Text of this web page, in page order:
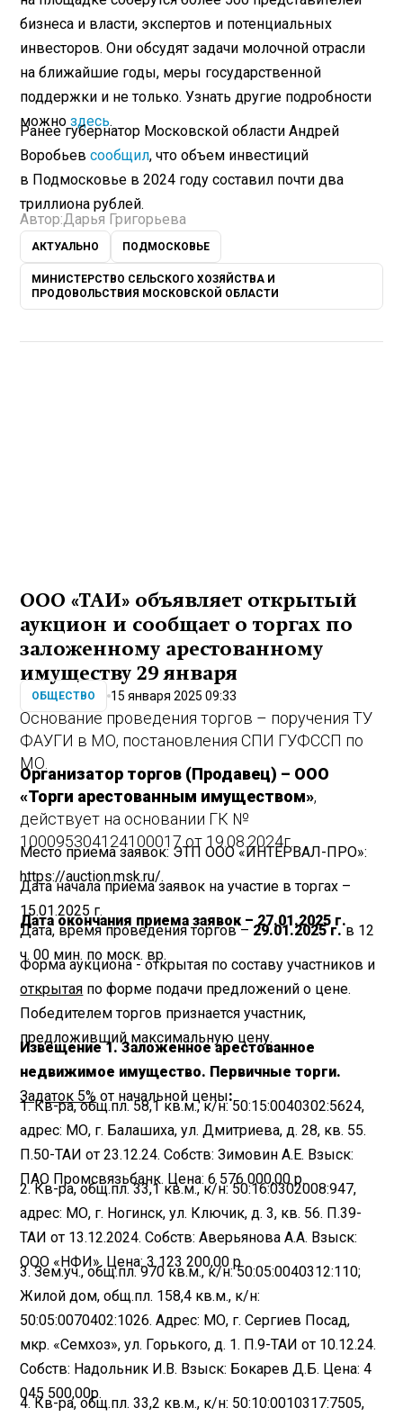
бизнеса и власти, экспертов и потенциальных
инвесторов. Они обсудят задачи молочной отрасли
на ближайшие годы, меры государственной
поддержки и не только. Узнать другие подробности
можноздесь.
Ранее губернатор Московской области Андрей
Воробьевсообщил, что объем инвестиций
в Подмосковье в 2024 году составил почти два
триллиона рублей.
Автор:Дарья Григорьева
АКТУАЛЬНО ПОДМОСКОВЬЕ
МИНИСТЕРСТВО СЕЛЬСКОГО ХОЗЯЙСТВА И
ПРОДОВОЛЬСТВИЯ МОСКОВСКОЙ ОБЛАСТИ
ООО «ТАИ» объявляет открытый
аукцион и сообщает о торгах по
заложенному арестованному
имуществу 29 января
ОБЩЕСТВО 15 января 2025 09:33
Основание проведения торгов – поручения ТУ
ФАУГИ в МО, постановления СПИ ГУФССП по
МО.
Организатор торгов (Продавец) – ООО
«Торги арестованным имуществом»,
действует на основании ГК №
100095304124100017 от 19.08.2024г.
Место приема заявок: ЭТП ООО «ИНТЕРВАЛ-ПРО»:
https://auction.msk.ru/.
Дата начала приема заявок на участие в торгах –
15.01.2025 г.
Дата окончания приема заявок – 27.01.2025 г.
Дата, время проведения торгов – 29.01.2025 г.в 12
ч. 00 мин. по моск. вр.
Форма аукциона - открытая по составу участников и
открытая по форме подачи предложений о цене.
Победителем торгов признается участник,
предложивший максимальную цену.
Извещение 1. Заложенное арестованное
недвижимое имущество. Первичные торги.
Задаток 5% от начальной цены:
1. Кв-ра, общ.пл. 58,1 кв.м., к/н: 50:15:0040302:5624,
адрес: МО, г. Балашиха, ул. Дмитриева, д. 28, кв. 55.
П.50-ТАИ от 23.12.24. Собств: Зимовин А.Е. Взыск:
ПАО Промсвязьбанк. Цена: 6 576 000,00 р.
2. Кв-ра, общ.пл. 33,1 кв.м., к/н: 50:16:0302008:947,
адрес: МО, г. Ногинск, ул. Ключик, д. 3, кв. 56. П.39-
ТАИ от 13.12.2024. Собств: Аверьянова А.А. Взыск:
ООО «НФИ». Цена: 3 123 200,00 р.
3. Зем.уч., общ.пл. 970 кв.м., к/н: 50:05:0040312:110;
Жилой дом, общ.пл. 158,4 кв.м., к/н:
50:05:0070402:1026. Адрес: МО, г. Сергиев Посад,
мкр. «Семхоз», ул. Горького, д. 1. П.9-ТАИ от 10.12.24.
Собств: Надольник И.В. Взыск: Бокарев Д.Б. Цена: 4
045 500,00р.
4. Кв-ра, общ.пл. 33,2 кв.м., к/н: 50:10:0010317:7505,